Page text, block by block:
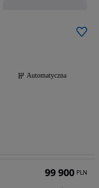
Automatyczna
99 900 PLN